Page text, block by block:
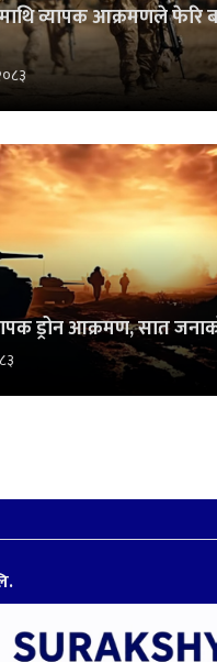
व्यापक आक्रमणले फेरि
ड्रोन आक्रमण, सात